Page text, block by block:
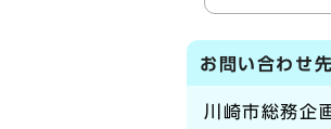
お問い合わせ先
川崎市総務企